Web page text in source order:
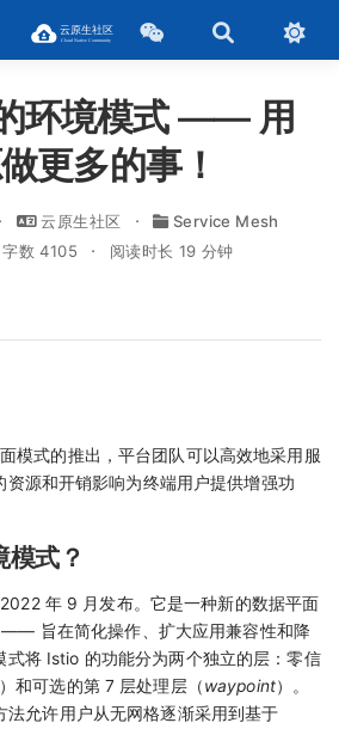
环境模式 —— 用
更多的事！
云原生社区
Service Mesh
字数 4105 阅读时长 19 分钟
模式的推出，平台团队可以高效地采用服
资源和开销影响为终端用户提供增强功
式？
年 9 月发布。它是一种新的数据平面
旨在简化操作、扩大应用兼容性和降
式将 Istio 的功能分为两个独立的层：零信
和可选的第 7 层处理层（waypoint）。
允许用户从无网格逐渐采用到基于